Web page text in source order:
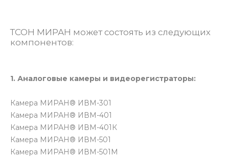
ТСОН МИРАН может состоять из следующих
компонентов:
1. Аналоговые камеры и видеорегистраторы:
Камера МИРАН® ИВМ-301
Камера МИРАН® ИВМ-401
Камера МИРАН® ИВМ-401К
Камера МИРАН® ИВМ-501
Камера МИРАН® ИВМ-501М